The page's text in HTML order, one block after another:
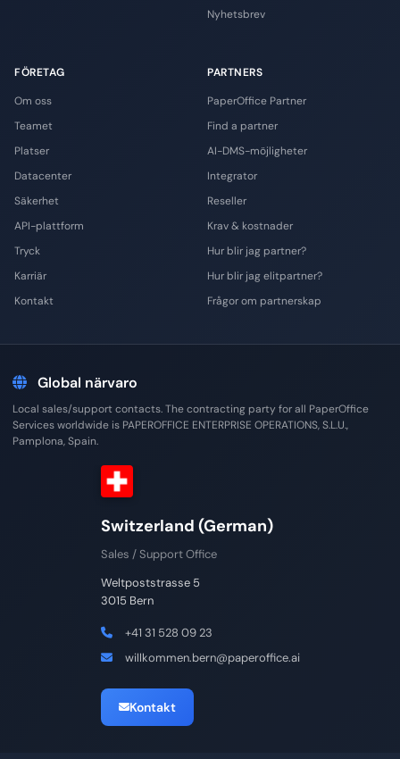
Nyhetsbrev
FÖRETAG
Om oss
Teamet
Platser
Datacenter
Säkerhet
API-plattform
Tryck
Karriär
Kontakt
PARTNERS
PaperOffice Partner
Find a partner
AI-DMS-möjligheter
Integrator
Reseller
Krav & kostnader
Hur blir jag partner?
Hur blir jag elitpartner?
Frågor om partnerskap
Global närvaro
Local sales/support contacts. The contracting party for all PaperOffice
Services worldwide is PAPEROFFICE ENTERPRISE OPERATIONS, S.L.U.,
Pamplona, Spain.
Switzerland (German)
Sales / Support Office
Weltpoststrasse 5
3015 Bern
+41 31 528 09 23
willkommen.bern@paperoffice.ai
Kontakt